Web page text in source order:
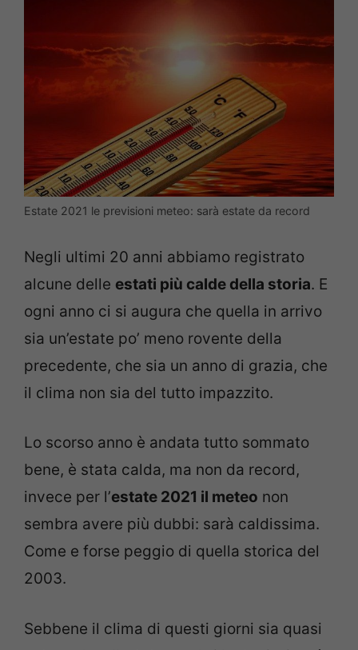
Estate 2021 le previsioni meteo: sarà estate da record
Negli ultimi 20 anni abbiamo registrato
alcune delle estati più calde della storia. E
ogni anno ci si augura che quella in arrivo
sia un’estate po’ meno rovente della
precedente, che sia un anno di grazia, che
il clima non sia del tutto impazzito.
Lo scorso anno è andata tutto sommato
bene, è stata calda, ma non da record,
invece per l’estate 2021 il meteo non
sembra avere più dubbi: sarà caldissima.
Come e forse peggio di quella storica del
2003.
Sebbene il clima di questi giorni sia quasi